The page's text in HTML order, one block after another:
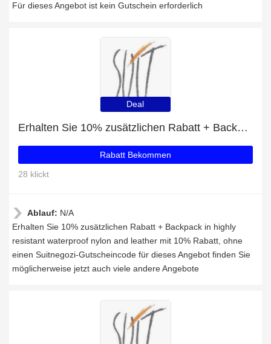
Für dieses Angebot ist kein Gutschein erforderlich
Deal
Erhalten Sie 10% zusätzlichen Rabatt + Backpack in highly resistant waterproof nylon and leather mit 10% Rabatt
Rabatt Bekommen
28 klickt
Ablauf: N/A
Erhalten Sie 10% zusätzlichen Rabatt + Backpack in highly
resistant waterproof nylon and leather mit 10% Rabatt, ohne
einen Suitnegozi-Gutscheincode für dieses Angebot finden Sie
möglicherweise jetzt auch viele andere Angebote